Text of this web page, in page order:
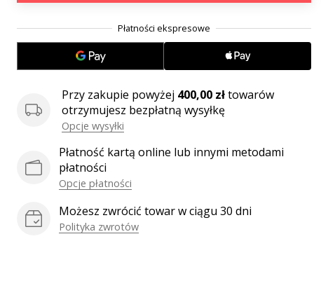
Przy zakupie powyżej 400,00 złtowarów
otrzymujesz bezpłatną wysyłkę
Opcje wysyłki
Płatność kartą online lub innymi metodami
płatności
Opcje płatności
Możesz zwrócić towar w ciągu 30 dni
Polityka zwrotów